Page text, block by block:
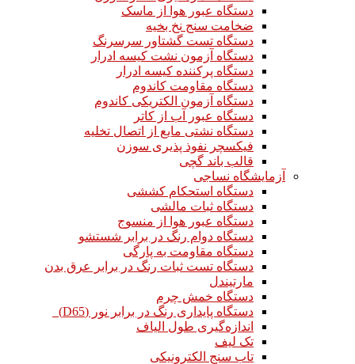
دستگاه عبور هوا از ماسک
ضخامت سنج نخ بخیه
دستگاه تست گشتاور سرسرنگ
دستگاه آزمون نشت کیسه ادرار
دستگاه پرکننده کیسه ادرار
دستگاه مقاومت کاندوم
دستگاه آزمون الکتریکی کاندوم
دستگاه عبور آب از کاتر
دستگاه نشتی مایع از اتصال تخلیه
فیکسچر نفوذ پذیری سوزن
قالب باند گچی
آزمایشگاه نساجی
دستگاه استحکام کششی
دستگاه ثبات مالشی
دستگاه عبور هوا از منسوج
دستگاه دوام رنگ در برابر شستشو
دستگاه مقاومت به پارگی
دستگاه تست ثبات رنگ در برابر عرق بدن
مارتیندل
دستگاه خمش چرم
دستگاه پایداری رنگ در برابر نور (D65)
اندازه‌گیری طول الیاف
تک لیف
تاب سنج الکترونیکی